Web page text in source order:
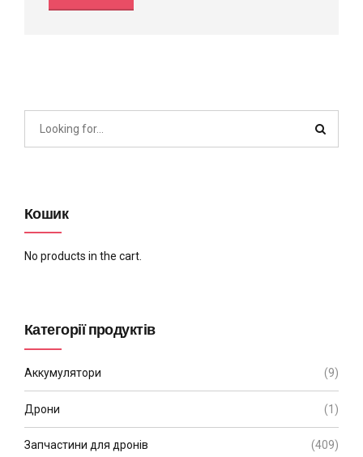
Кошик
No products in the cart.
Категорії продуктів
Аккумулятори (9)
Дрони (1)
Запчастини для дронів (409)